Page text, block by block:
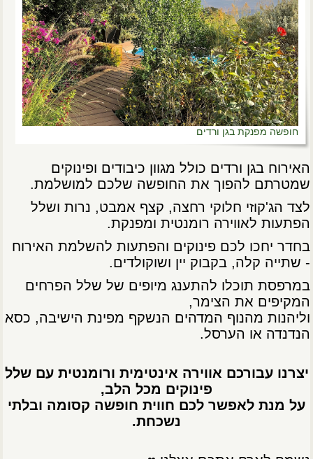
חופשה מפנקת בגן ורדים
האירוח בגן ורדים כולל מגוון כיבודים ופינוקים
שמטרתם להפוך את החופשה שלכם למושלמת.
לצד הג'קוזי חלוקי רחצה, קצף אמבט, נרות ושלל
הפתעות לאווירה רומנטית ומפנקת.
בחדר יחכו לכם פינוקים והפתעות להשלמת האירוח
- שתייה קלה, בקבוק יין ושוקולדים.
במרפסת תוכלו להתענג מיופים של שלל הפרחים
המקיפים את הצימר,
וליהנות מהנוף המדהים הנשקף מפינת הישיבה, כסא
הנדנדה או הערסל.
יצרנו עבורכם אווירה אינטימית ורומנטית עם שלל
פינוקים מכל הלב,
על מנת לאפשר לכם חווית חופשה קסומה ובלתי
נשכחת.